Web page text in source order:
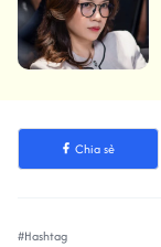
Chia sẻ
#Hashtag